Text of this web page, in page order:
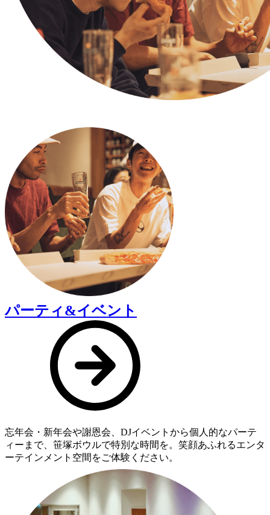
パーティ&イベント
忘年会・新年会や謝恩会、DJイベントから個人的なパーテ
ィーまで、笹塚ボウルで特別な時間を。笑顔あふれるエンタ
ーテインメント空間をご体験ください。